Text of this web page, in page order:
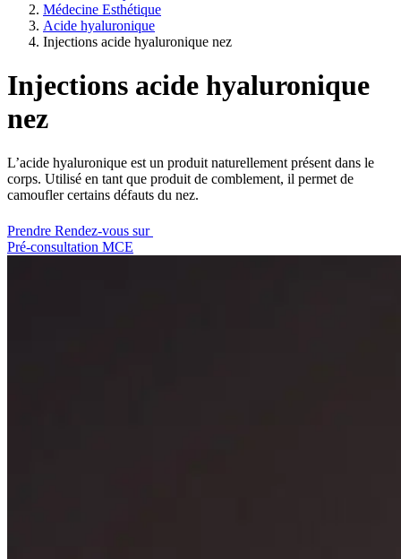
Médecine Esthétique
Acide hyaluronique
Injections acide hyaluronique nez
Injections acide hyaluronique
nez
L’acide hyaluronique est un produit naturellement présent dans le
corps. Utilisé en tant que produit de comblement, il permet de
camoufler certains défauts du nez.
Prendre Rendez-vous sur
Pré-consultation MCE